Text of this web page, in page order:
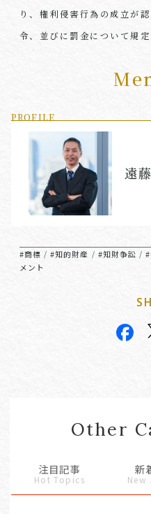
り、権利侵害行為の成立が
令、並びに罰金について規定
PROFILE
遠
#商標 /#知的財産 / #知財争訟 /
メント
Other
注目記事
Hot Topics
新
New